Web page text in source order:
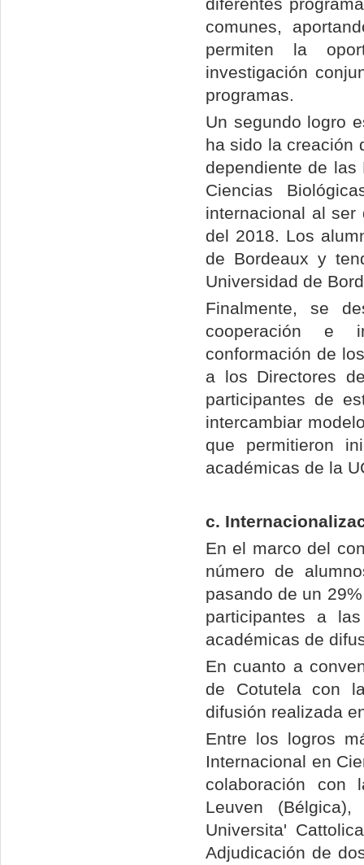
comunes,
permiten la
investigación
programas.
Un segundo logro
ha sido la creación
dependiente de las
Ciencias
internacional al
del 2018. Los
de Bordeaux y
Universidad de
Finalmente, se
cooperación e
conformación de
a los Directores
participantes de
intercambiar
que permitieron
académicas de la
c.
En el marco del
número de
pasando de un
participantes a
académicas de
En cuanto a
de Cotutela con
difusión realizada
Entre los logros
Internacional en
colaboración con
Leuven
Universita'
Adjudicación de